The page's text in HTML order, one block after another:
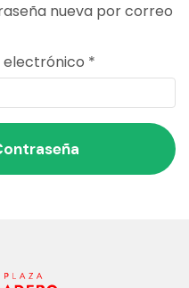
nueva por correo
electrónico *